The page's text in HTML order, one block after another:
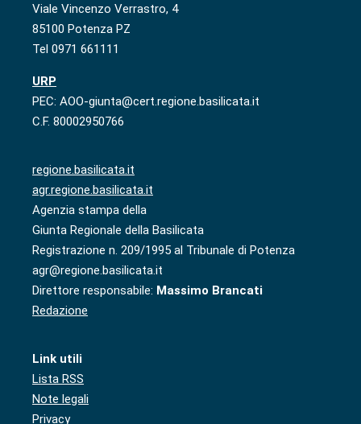
Viale Vincenzo Verrastro, 4
85100 Potenza PZ
Tel 0971 661111
URP
PEC: AOO-giunta@cert.regione.basilicata.it
C.F. 80002950766
regione.basilicata.it
agr.regione.basilicata.it
Agenzia stampa della
Giunta Regionale della Basilicata
Registrazione n. 209/1995 al Tribunale di Potenza
agr@regione.basilicata.it
Direttore responsabile: Massimo Brancati
Redazione
Link utili
Lista RSS
Note legali
Privacy